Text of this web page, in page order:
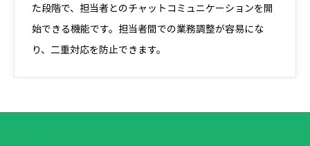
た段階で、担当者とのチャットコミュニケーションを開
始できる機能です。担当者間での業務調整が容易にな
り、二重対応を防止できます。